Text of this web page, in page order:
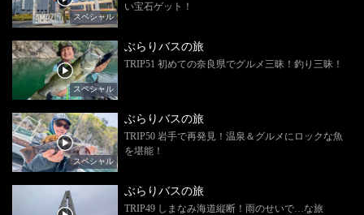
スペシャル
い宝石ゲット！
スペシャル
ぶらりバスの旅
TRIP51 初めての奈良県でグルメ三昧！釣り三昧！
スペシャル
ぶらりバスの旅
TRIP50 岩手で再発見！温泉＆グルメにロックな魚
を堪能！
ぶらりバスの旅
TRIP49 しまなみ海道縦断！雨のせいで…な旅